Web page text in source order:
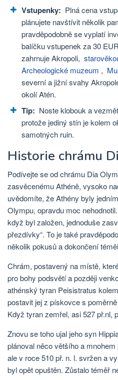
Vstupenky: Plná cena
plánujete navštívit několik
pravděpodobně se vyplatí
balíčku vstupenek za 30
zahrnuje Akropoli,
Archeologické muzeum ,
severní a jižní svahy
okolí Atén.
Tip: Noste klobouk a
protože jediný stín je kolem
samotných ruin.
Historie chrámu
Podívejte se od chrámu Dia
zasvěcenému Athéně, vysoko
uvědomíte, že Athény byly
Olympu, opravdu moc
když byl založen, jednoduše
přezdívky“. To je také
několik pokusů a dokončení
Chrám, postavený na místě,
pro bohy podsvětí a později
athénský tyran Peisistratus
postavit jej z pískovce s
Když tyran zemřel, asi 527 př.nl,
Znovu se toho ujal jeho syn
plánoval něco většího a
ale v roce 510 př. n. l. svržen a
byl opět opuštěn. Zůstalo téměř